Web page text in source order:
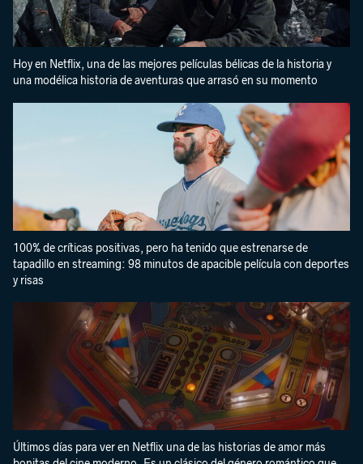
Hoy en Netflix, una de las mejores películas bélicas de la historia y
una modélica historia de aventuras que arrasó en su momento
100% de críticas positivas, pero ha tenido que estrenarse de
tapadillo en streaming: 98 minutos de apacible película con deportes
y risas
Últimos días para ver en Netflix una de las historias de amor más